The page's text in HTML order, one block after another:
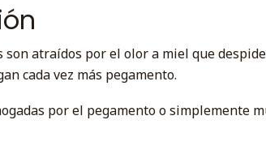
son atraídos por el olor a miel que
cada vez más pegamento.
por el pegamento o simplemente